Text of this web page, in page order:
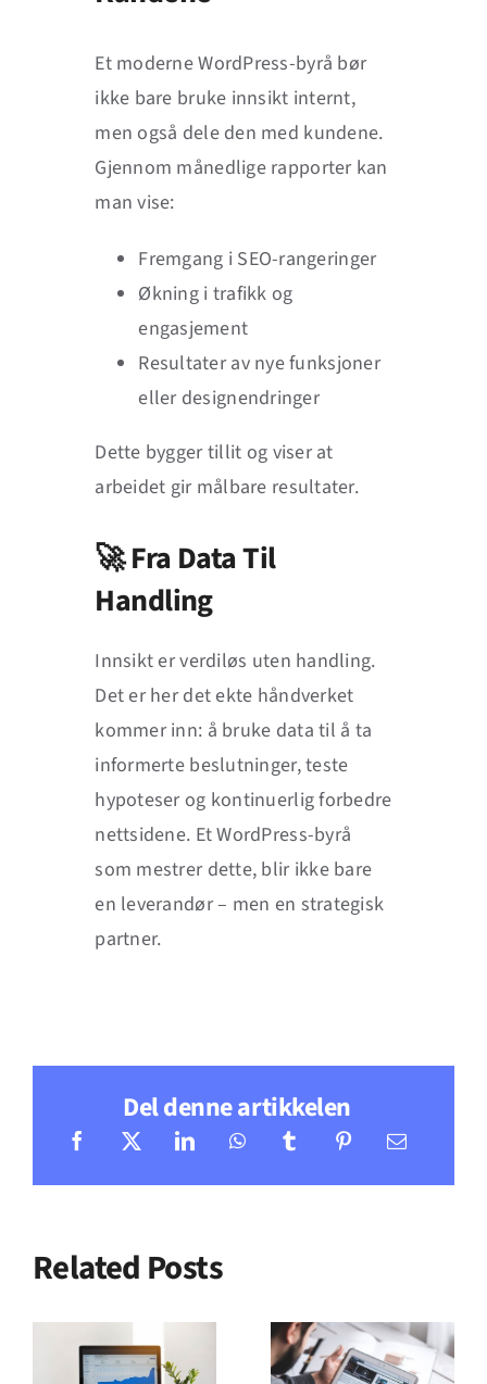
Et moderne WordPress-byrå bør
ikke bare bruke innsikt internt,
men også dele den med kundene.
Gjennom månedlige rapporter kan
man vise:
Fremgang i SEO-rangeringer
Økning i trafikk og
engasjement
Resultater av nye funksjoner
eller designendringer
Dette bygger tillit og viser at
arbeidet gir målbare resultater.
🚀 Fra Data Til
Handling
Innsikt er verdiløs uten handling.
Det er her det ekte håndverket
kommer inn: å bruke data til å ta
informerte beslutninger, teste
hypoteser og kontinuerlig forbedre
nettsidene. Et WordPress-byrå
som mestrer dette, blir ikke bare
en leverandør – men en strategisk
partner.
Del denne artikkelen
Related Posts